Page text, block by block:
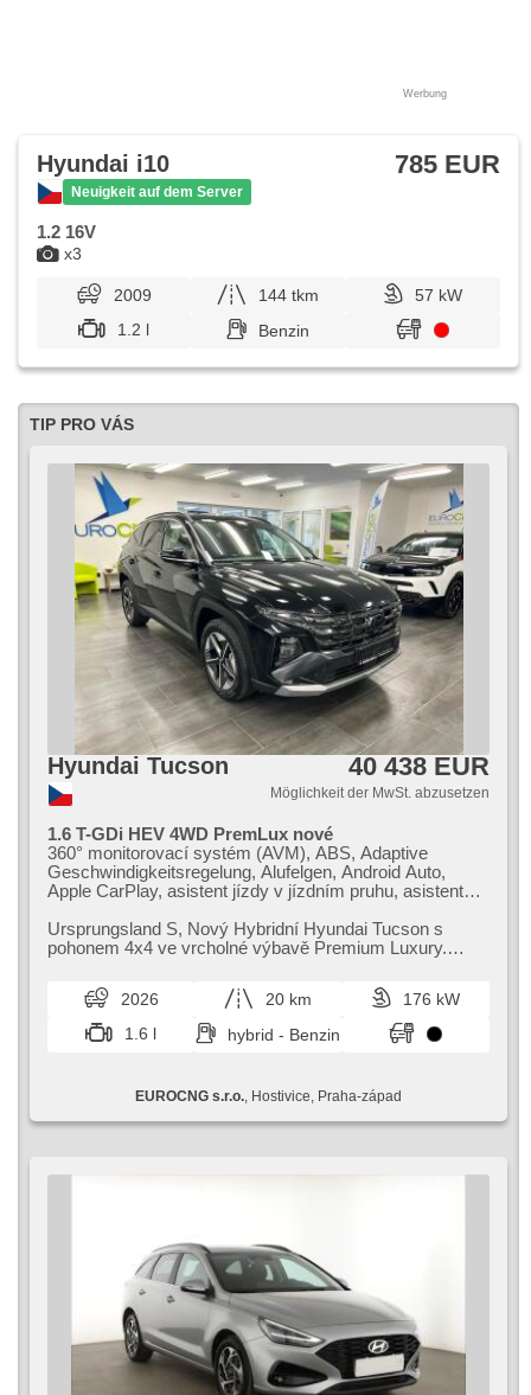
Werbung
x3
Hyundai i10
Neuigkeit auf dem Server
785 EUR
1.2 16V
2009 144 tkm
57 kW
1.2 l
Benzin
TIP PRO VÁS
Hyundai Tucson 40 438 EUR
Möglichkeit der MwSt. abzusetzen
1.6 T-GDi HEV 4WD PremLux nové
360° monitorovací systém (AVM), ABS, Adaptive
Geschwindigkeitsregelung, Alufelgen, Android Auto,
Apple CarPlay, asistent jízdy v jízdním pruhu, asistent
Aktivation der Warnflutlicht, Klimaautomatik,
Automatikgetriebe, Autoradio, Bluetooth,
Rücksitzbank, digitální příjem rádia (DAB), El.
Seitenscheiben, El. einstellbare Sitze, El. Deckel des
Kofferraums, El. Spiegel, hands free, head-up display,
Uhr Spur, Blind Spot Anzeige, hlídání provozu při couvání
parkovací senzory zadní, Antrieb 4x4, Servolenkung,
Abnutzungssensor des Bremsbelages,
(ESP), USB, beheizte Sitze, beheizte Spiegel, beheizte
Schaltflutlicht, Fahrkamera, Innenthermometer,
Lederpolsterung, digitální přístrojová deska, hlasové
ovládání palubního počítače, odvětrávaná sedadla,
vyhřívaná zadní sedadla, třízónová klimatizace
Ursprungsland S,​ Nový Hybridní Hyundai Tucson s
pohonem 4x4 ve vrcholné výbavě Premium Luxury.
2026 20 km
176 kW
1.6 l
hybrid - Benzin
EUROCNG s.r.o. , Hostivice, Praha-západ